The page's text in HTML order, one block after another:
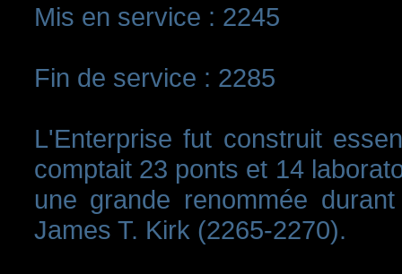
Mis en service : 2245
Fin de service : 2285
L'Enterprise fut construit
comptait 23 ponts et 14
une grande renommée
James T. Kirk (2265-2270).